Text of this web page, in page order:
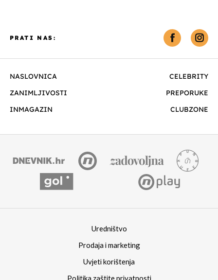
NASLOVNICA
CELEBRITY
ZANIMLJIVOSTI
PREPORUKE
INMAGAZIN
CLUBZONE
PRATI NAS:
Uredništvo
Prodaja i marketing
Uvjeti korištenja